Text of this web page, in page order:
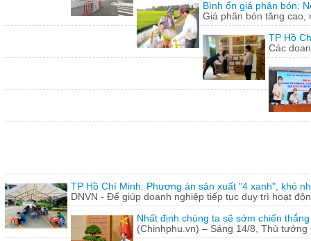
Bình ổn giá phân bón:
Giá phân bón tăng
TP Hồ
Các
TP Hồ Chí Minh: Phương án sản xuất "4 xanh", khó
DNVN - Để giúp doanh nghiệp tiếp tục duy trì hoạt
Nhất định chúng ta sẽ sớm chiến
(Chinhphu.vn) – Sáng 14/8, Thủ